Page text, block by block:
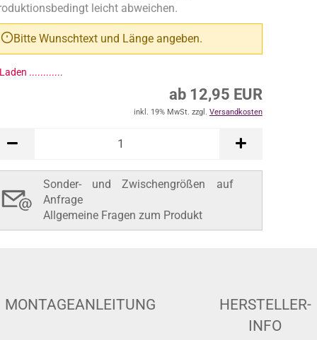
leicht abweichen.
Bitte Wunschtext und Länge angeben.
..............
ab 12,95 EUR
inkl. 19% MwSt. zzgl. Versandkosten
Sonder- und Zwischengrößen auf
Anfrage
Allgemeine Fragen zum Produkt
MONTAGEANLEITUNG
HERSTELLER-
INFO